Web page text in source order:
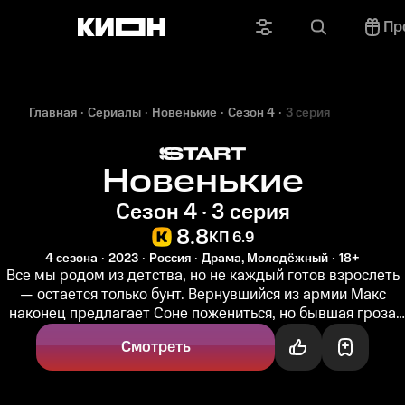
Главная Сериалы Новенькие Сезон 4 3 серия
Новенькие
Сезон 4 · 3 серия
8.8КП 6.9
4 сезона 2023 Россия Драма, Молодёжный 18+
Все мы родом из детства, но не каждый готов взрослеть
— остается только бунт. Вернувшийся из армии Макс
наконец предлагает Соне пожениться, но бывшая гроза
Смотреть